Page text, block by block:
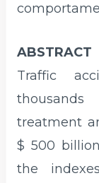
ABSTRACT
Traffic
treatment
$ 500
the